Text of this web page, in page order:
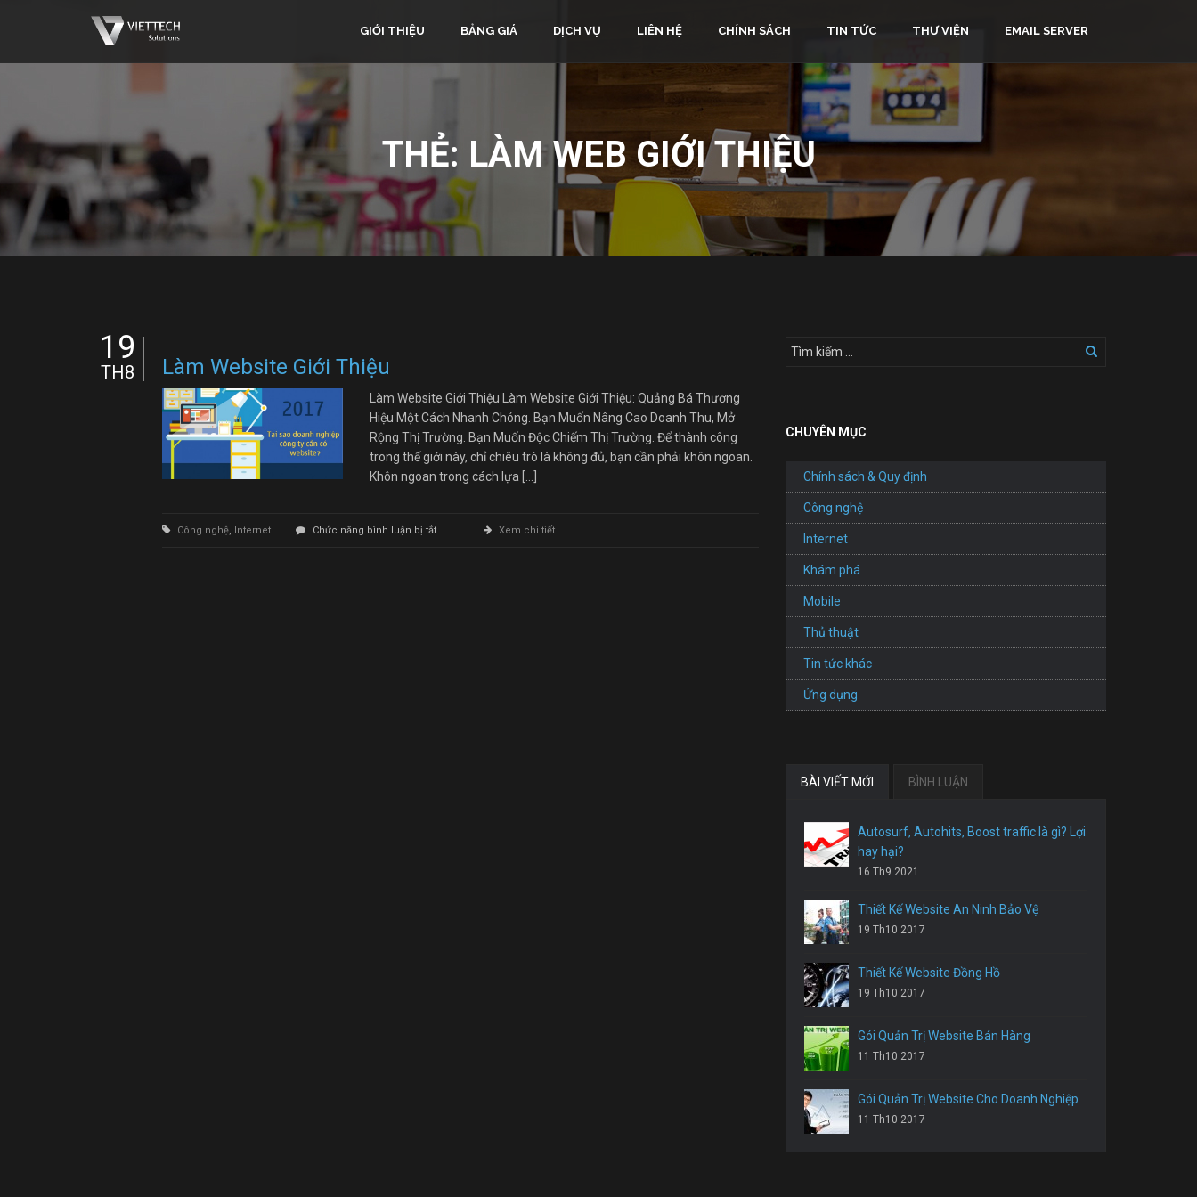
GIỚI THIỆU BẢNG GIÁ DỊCH VỤ LIÊN HỆ CHÍNH SÁCH TIN TỨC THƯ VIỆN EMAIL SERVER
THẺ: LÀM WEB GIỚI THIỆU
Làm Website Giới Thiệu
19
TH8
Làm Website Giới Thiệu Làm Website Giới Thiệu: Quảng Bá Thương
Hiệu Một Cách Nhanh Chóng. Bạn Muốn Nâng Cao Doanh Thu, Mở
Rộng Thị Trường. Bạn Muốn Độc Chiếm Thị Trường. Để thành công
trong thế giới này, chỉ chiêu trò là không đủ, bạn cần phải khôn ngoan.
Khôn ngoan trong cách lựa […]
Công nghệ, Internet Chức năng bình luận bị tắtở
Xem chi tiết
CHUYÊN MỤC
Chính sách & Quy định
Công nghệ
Internet
Khám phá
Mobile
Thủ thuật
Tin tức khác
Ứng dụng
BÀI VIẾT MỚI BÌNH LUẬN
Autosurf, Autohits, Boost traffic là gì? Lợi
hay hại?
16 Th9 2021
Thiết Kế Website An Ninh Bảo Vệ
19 Th10 2017
Thiết Kế Website Đồng Hồ
19 Th10 2017
Gói Quản Trị Website Bán Hàng
11 Th10 2017
Gói Quản Trị Website Cho Doanh Nghiệp
11 Th10 2017